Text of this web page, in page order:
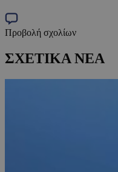
Προβολή σχολίων
ΣΧΕΤΙΚΑ ΝΕΑ